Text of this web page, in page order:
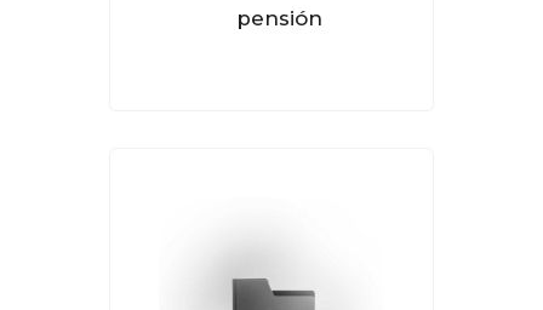
pensión